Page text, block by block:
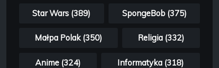
Star Wars (389) SpongeBob (375)
Małpa Polak (350) Religia (332)
Anime (324) Informatyka (318)